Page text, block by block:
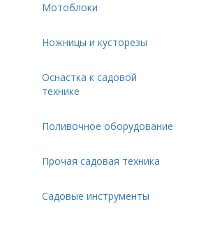
Мотоблоки
Ножницы и кусторезы
Оснастка к садовой
технике
Поливочное оборудование
Прочая садовая техника
Садовые инструменты